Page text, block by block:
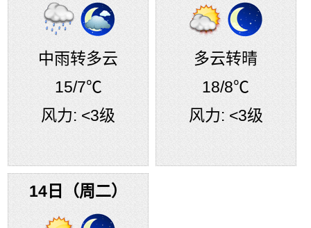
中雨转多云
15/7℃
风力: <3级
多云转晴
18/8℃
风力: <3级
14日（周二）